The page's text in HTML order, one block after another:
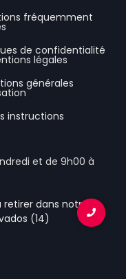
fréquemment
de confidentialité
légales
générales
instructions
et de 9h00 à
retirer dans notre
(14)